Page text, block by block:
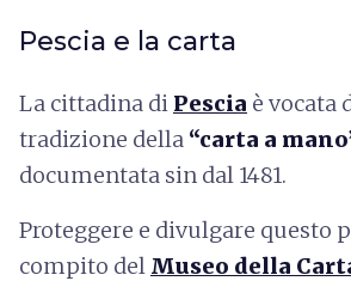
Pescia e la carta
La cittadina di Pescia è vocata
tradizione della “carta a
documentata sin dal 1481.
Proteggere e divulgare questo
compito del Museo della